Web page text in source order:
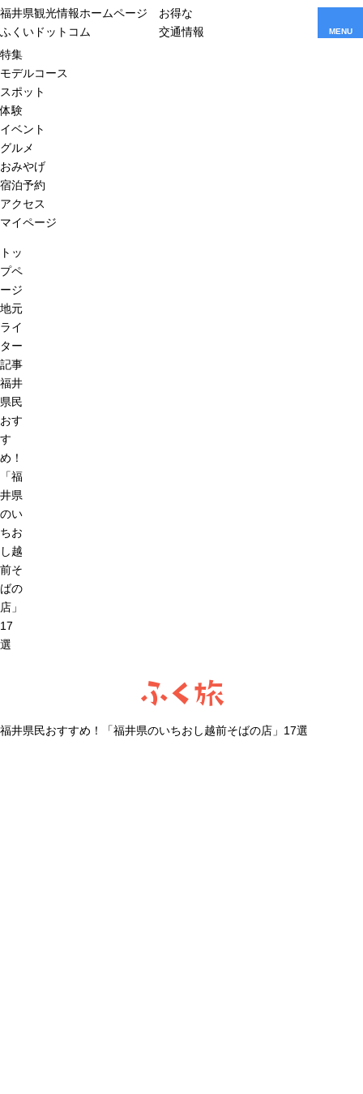
福井県観光情報ホームページ
ふくいドットコム
お得な
交通情報
MENU
特集
モデルコース
スポット
体験
イベント
グルメ
おみやげ
宿泊予約
アクセス
マイページ
トッ
プペ
ージ
地元
ライ
ター
記事
福井
県民
おす
す
め！
「福
井県
のい
ちお
し越
前そ
ばの
店」
17
選
ふく旅
福井県民おすすめ！「福井県のいちおし越前そばの店」17選